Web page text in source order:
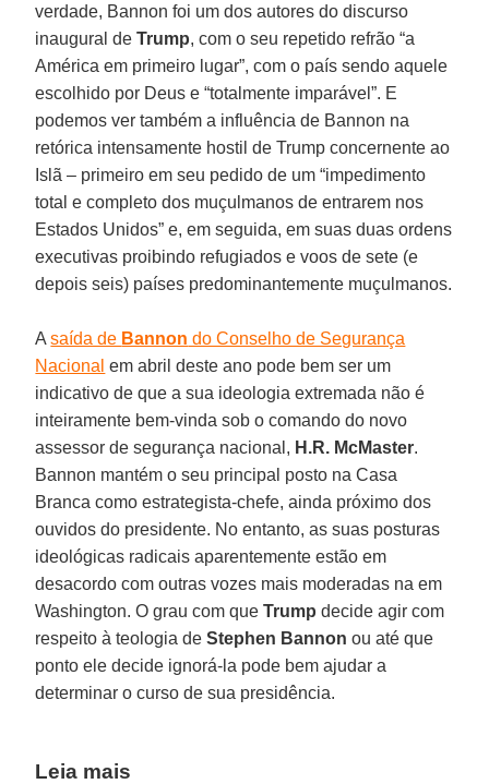
verdade, Bannon foi um dos autores do discurso
inaugural deTrump, com o seu repetido refrão “a
América em primeiro lugar”, com o país sendo aquele
escolhido por Deus e “totalmente imparável”. E
podemos ver também a influência de Bannon na
retórica intensamente hostil de Trump concernente ao
Islã – primeiro em seu pedido de um “impedimento
total e completo dos muçulmanos de entrarem nos
Estados Unidos” e, em seguida, em suas duas ordens
executivas proibindo refugiados e voos de sete (e
depois seis) países predominantemente muçulmanos.
Asaída de Bannon do Conselho de Segurança
Nacional em abril deste ano pode bem ser um
indicativo de que a sua ideologia extremada não é
inteiramente bem-vinda sob o comando do novo
assessor de segurança nacional, H.R. McMaster.
Bannon mantém o seu principal posto na Casa
Branca como estrategista-chefe, ainda próximo dos
ouvidos do presidente. No entanto, as suas posturas
ideológicas radicais aparentemente estão em
desacordo com outras vozes mais moderadas na em
Washington. O grau com queTrump decide agir com
respeito à teologia deStephen Bannon ou até que
ponto ele decide ignorá-la pode bem ajudar a
determinar o curso de sua presidência.
Leia mais